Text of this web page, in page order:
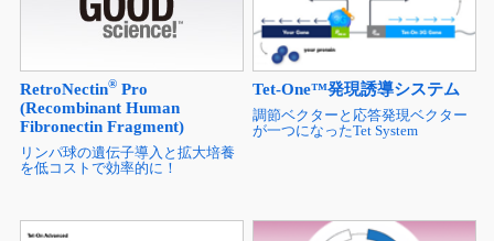
RetroNectin®Pro
(Recombinant Human
Fibronectin Fragment)
リンパ球の遺伝子導入と拡大培養
を低コストで効率的に！
Tet-One™発現誘導システム
調節ベクターと応答発現ベクター
が一つになったTet System